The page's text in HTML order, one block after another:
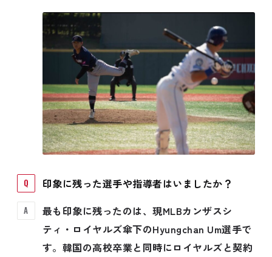
印象に残った選手や指導者はいましたか？
最も印象に残ったのは、現MLBカンザスシ
ティ・ロイヤルズ傘下のHyungchan Um選手で
す。韓国の高校卒業と同時にロイヤルズと契約